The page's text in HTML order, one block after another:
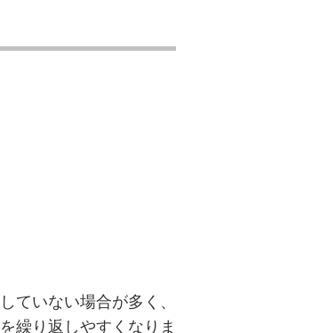
ていない場合が多く、
繰り返しやすくなりま